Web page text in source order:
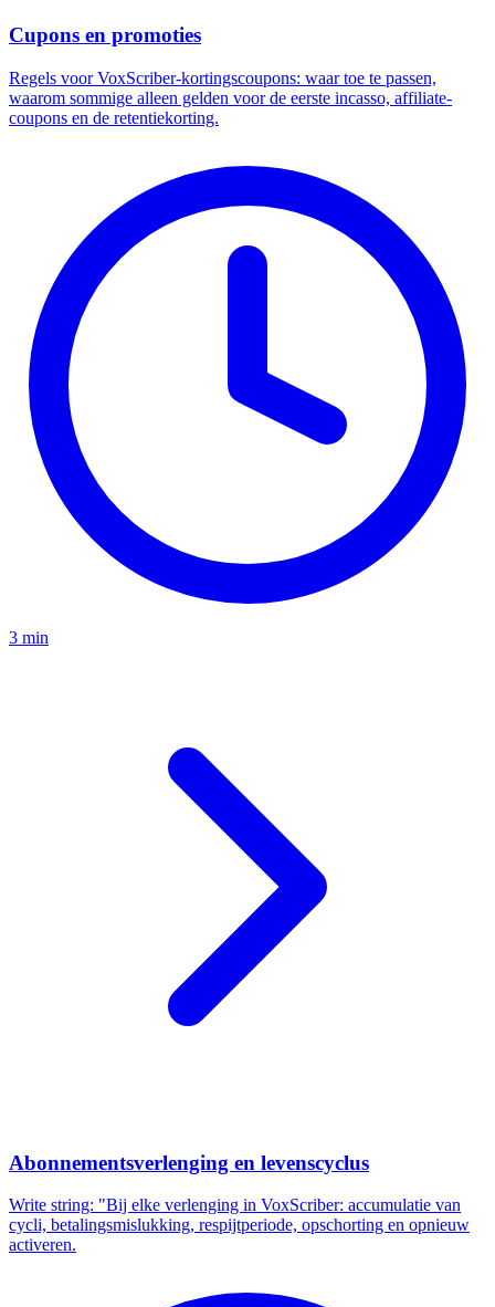
Cupons en promoties
Regels voor VoxScriber-kortingscoupons: waar toe te passen,
waarom sommige alleen gelden voor de eerste incasso, affiliate-
coupons en de retentiekorting.
3 min
Abonnementsverlenging en levenscyclus
Write string: "Bij elke verlenging in VoxScriber: accumulatie van
cycli, betalingsmislukking, respijtperiode, opschorting en opnieuw
activeren.